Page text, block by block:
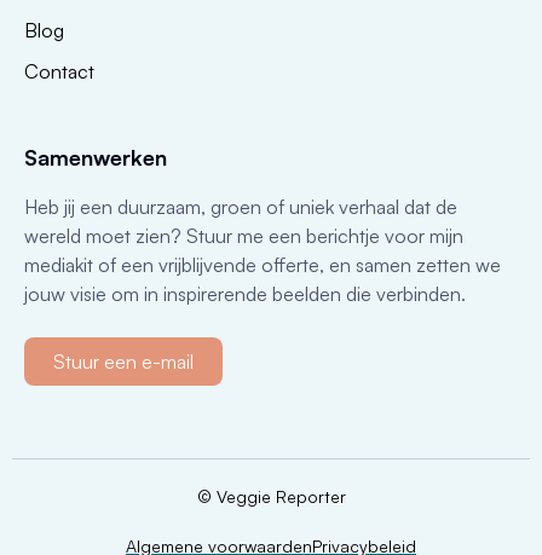
Blog
Contact
Samenwerken
Heb jij een duurzaam, groen of uniek verhaal dat de
wereld moet zien? Stuur me een berichtje voor mijn
mediakit of een vrijblijvende offerte, en samen zetten we
jouw visie om in inspirerende beelden die verbinden.
Stuur een e-mail
© Veggie Reporter
Algemene voorwaardenPrivacybeleid